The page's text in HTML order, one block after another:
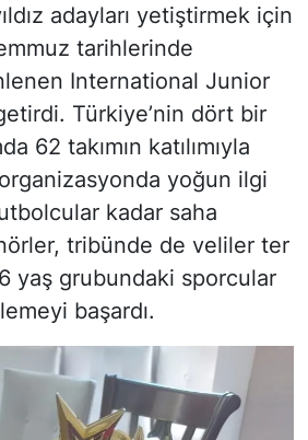
adayları yetiştirmek için
tarihlerinde
International Junior
Türkiye’nin dört bir
62 takımın katılımıyla
yoğun ilgi
kadar saha
tribünde de veliler ter
yaş grubundaki sporcular
başardı.